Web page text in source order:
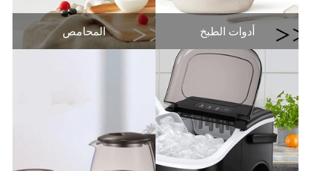
أدوات الطبخ المحامص